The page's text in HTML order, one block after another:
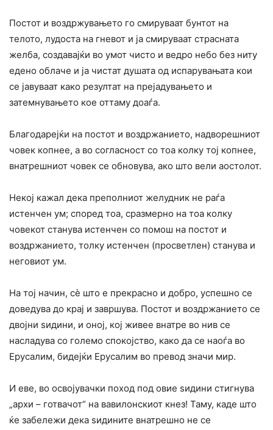
Постот и воздржувањето го смируваат бунтот на
телото, лудоста на гневот и ја смируваат страсната
желба, создавајќи во умот чисто и ведро небо без ниту
едено облаче и ја чистат душата од испарувањата кои
се јавуваат како резултат на прејадувањето и
затемнувањето кое оттаму доаѓа.
Благодарејќи на постот и воздржанието, надворешниот
човек копнее, а во согласност со тоа колку тој копнее,
внатрешниот човек се обновува, ако што вели аостолот.
Некој кажал дека преполниот желудник не раѓа
истенчен ум; според тоа, сразмерно на тоа колку
човекот станува истенчен со помош на постот и
воздржанието, толку истенчен (просветлен) станува и
неговиот ум.
На тој начин, сѐ што е прекрасно и добро, успешно се
доведува до крај и завршува. Постот и воздржанието се
двојни ѕидини, и оној, кој живее внатре во нив се
насладува со големо спокојство, како да се наоѓа во
Ерусалим, бидејќи Ерусалим во превод значи мир.
И еве, во освојувачки поход под овие ѕидини стигнува
„архи – готвачот“ на вавилонскиот кнез! Таму, каде што
ќе забележи дека ѕидините внатрешно не се